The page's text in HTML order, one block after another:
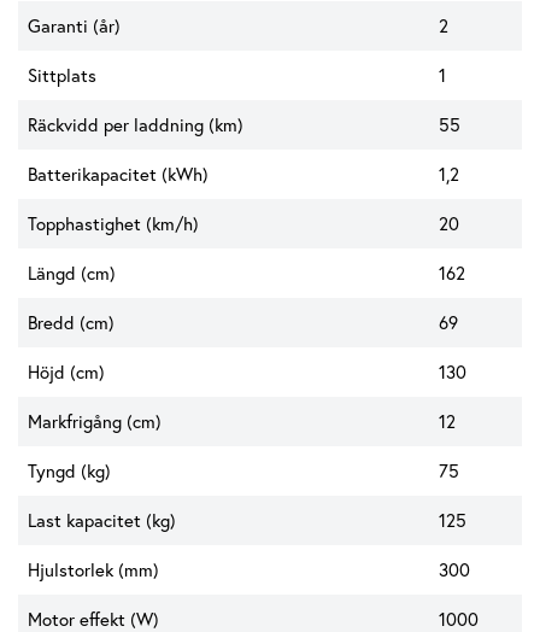
Garanti (år) 2
Sittplats 1
Räckvidd per laddning (km) 55
Batterikapacitet (kWh) 1,2
Topphastighet (km/h) 20
Längd (cm) 162
Bredd (cm) 69
Höjd (cm) 130
Markfrigång (cm) 12
Tyngd (kg) 75
Last kapacitet (kg) 125
Hjulstorlek (mm) 300
Motor effekt (W) 1000